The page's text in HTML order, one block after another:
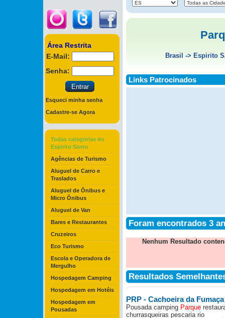
Área Restrita
E-Mail:
Senha:
Esqueci minha senha
Cadastre-se Agora
Todas categorias do
Espirito Santo
Agências de Turismo
Aluguel de Carro e
Traslados
Aluguel de Ônibus e
Micro Ônibus
Aluguel de Van
Bares e Restaurantes
Cruzeiros
Eco Turismo
Escola e Operadora de
Mergulho
Hospedagem Camping
Hospedagem em Hotéis
Hospedagem em
Pousadas
Brasil -> Espirito
Links Patrocinados
Foram encontrados 3
Nenhum Resultado
Resultados
PRP - Cachoeira da
Pousada camping Parque
churrasqueiras pescaria rio